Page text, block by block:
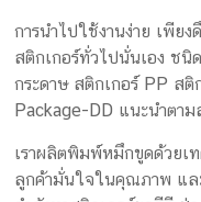
การนำไปใช้งานง่าย เพีย
สติกเกอร์ทั่วไปนั่นเอง ชนิ
กระดาษ สติกเกอร์ PP ส
Package-DD แนะนำตา
เราผลิตพิมพ์หมึกขูดด้วยเ
ลูกค้ามั่นใจในคุณภาพ แล